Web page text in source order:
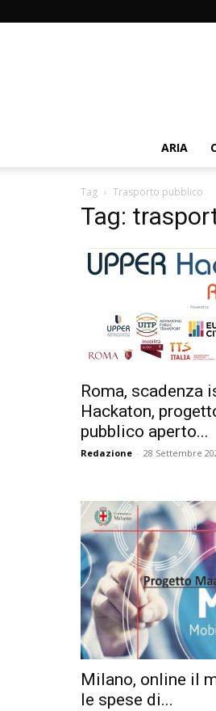
ARIA
Tag Trasporto pubblico
Tag:
Roma, scadenza
Hackaton,
pubblico aperto...
Redazione - 28 Settembre
Milano, online il
le spese di...